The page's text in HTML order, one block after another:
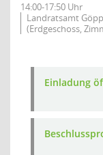
14:00-17:50 Uhr
Landratsamt
(Erdgeschoss,
Einladung